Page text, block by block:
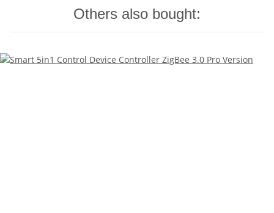
Others also bought: